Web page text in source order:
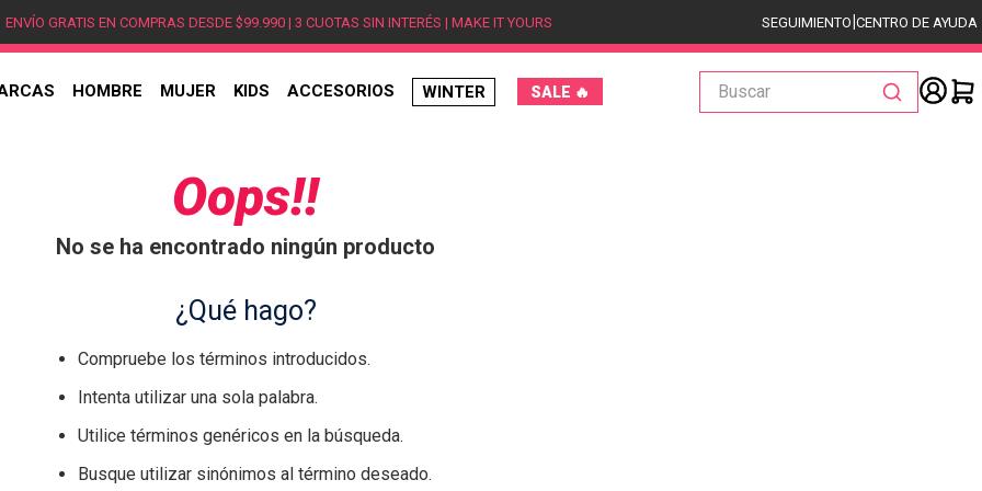
ENVÍO GRATIS EN COMPRAS DESDE $99.990 | 3 CUOTAS SIN INTERÉS | MAKE IT YOURS SEGUIMIENTO|CENTRO DE AYUDA
HOMBRE MUJER KIDS ACCESORIOS WINTER SALE 🔥
Buscar
Oops!!
No se ha encontrado ningún producto
¿Qué hago?
Compruebe los términos introducidos.
Intenta utilizar una sola palabra.
Utilice términos genéricos en la búsqueda.
Busque utilizar sinónimos al término deseado.
2
jordan
3.
mujer
5.
zapatillas
6.
zapatillas jordan
7.
zapatillas hombre
8.
new balance
9. zapatillas nike